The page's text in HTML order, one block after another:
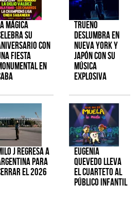
Mágica
su
con
fiesta
en
TRUENO
deslumbra en
Nueva York y
Japón con su
música
explosiva
J regresa a
para
el 2026
Eugenia
Quevedo lleva
el cuarteto al
público infantil